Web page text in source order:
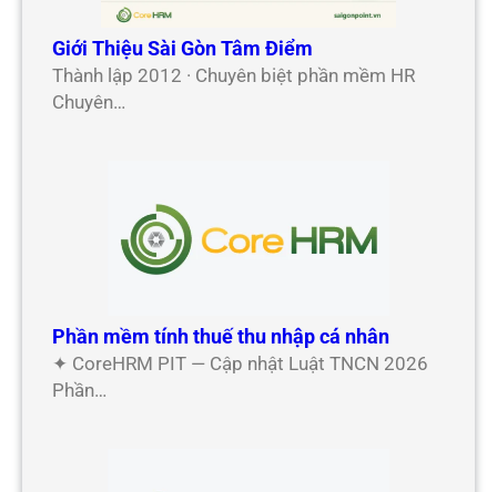
Giới Thiệu Sài Gòn Tâm Điểm
Thành lập 2012 · Chuyên biệt phần mềm HR
Chuyên…
Phần mềm tính thuế thu nhập cá nhân
✦ CoreHRM PIT — Cập nhật Luật TNCN 2026
Phần…